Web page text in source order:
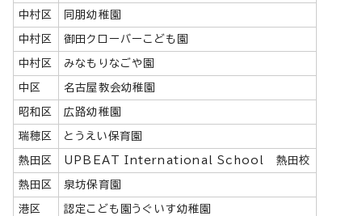
中村区 同朋幼稚園
中村区 御田クローバーこども園
中村区 みなもりなごや園
中区 名古屋教会幼稚園
昭和区 広路幼稚園
瑞穂区 とうえい保育園
熱田区 UPBEAT International School 熱田校
熱田区 泉坊保育園
港区 認定こども園うぐいす幼稚園